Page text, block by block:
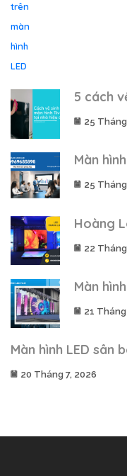
5 cách
25
Màn
25
Hoàng
22
Màn
21 Tháng
Màn hình LED sân
20 Tháng 7, 2026